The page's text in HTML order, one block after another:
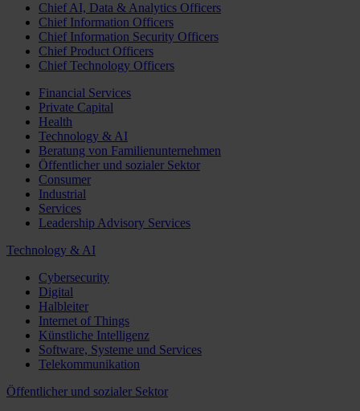
Chief AI, Data & Analytics Officers
Chief Information Officers
Chief Information Security Officers
Chief Product Officers
Chief Technology Officers
Financial Services
Private Capital
Health
Technology & AI
Beratung von Familienunternehmen
Öffentlicher und sozialer Sektor
Consumer
Industrial
Services
Leadership Advisory Services
Technology & AI
Cybersecurity
Digital
Halbleiter
Internet of Things
Künstliche Intelligenz
Software, Systeme und Services
Telekommunikation
Öffentlicher und sozialer Sektor